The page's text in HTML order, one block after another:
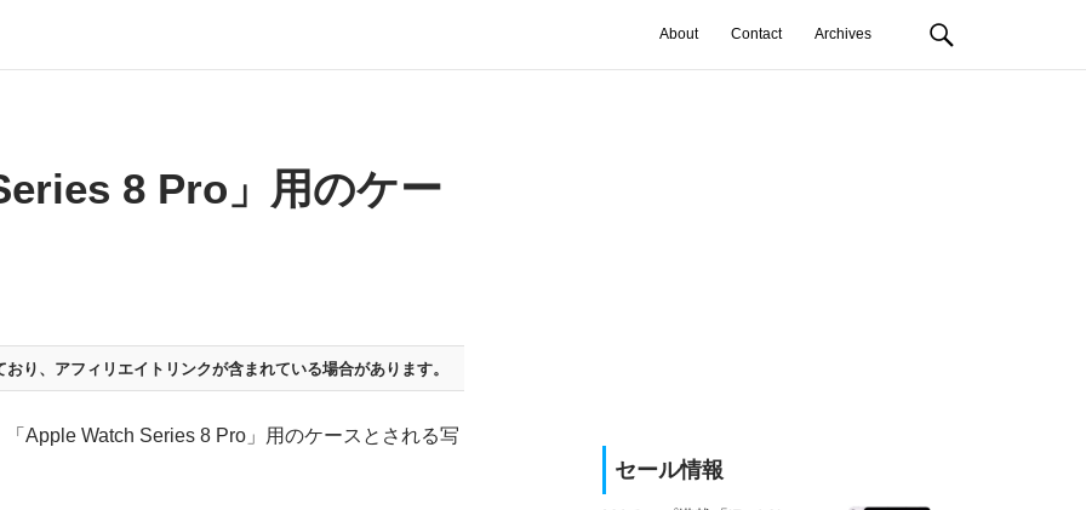
About Contact Archives
8 Pro」用のケー
り、 アフィリエイトリンクが含まれている場合があります。
Apple Watch Series 8 Pro」用のケースとされる写
セール情報